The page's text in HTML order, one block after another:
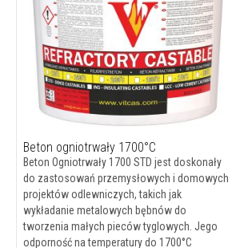
Żaroodporne
szczeliwa
kwadratowe
kominkach
Sznury
taśmy
wkladów
Beton ogniotrwały 1700°C
Beton Ogniotrwały 1700 STD jest doskonały
do zastosowań przemysłowych i domowych
projektów odlewniczych, takich jak
wykładanie metalowych bębnów do
tworzenia małych pieców tyglowych. Jego
odporność na temperatury do 1700°C